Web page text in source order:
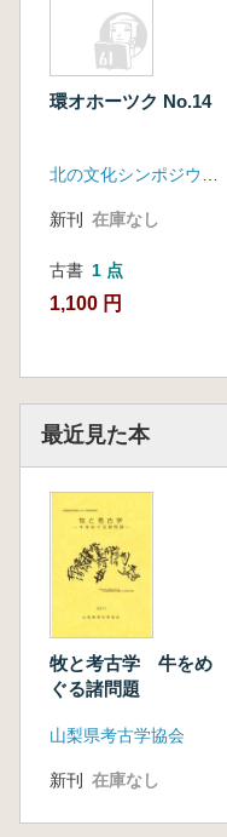
環オホーツク No.14
新刊 在庫なし
古書 1 点
1,100 円
最近見た本
牧と考古学 牛をめ
ぐる諸問題
山梨県考古学協会
新刊 在庫なし